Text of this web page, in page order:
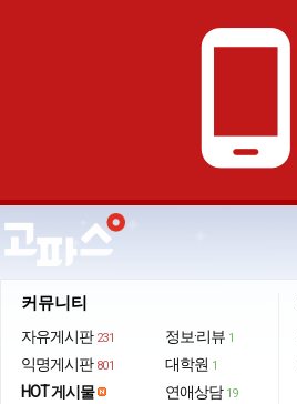
phone_android
커뮤니티
자유게시판 231
익명게시판 801
HOT 게시물
정보·리뷰 1
대학원 1
연애상담 19